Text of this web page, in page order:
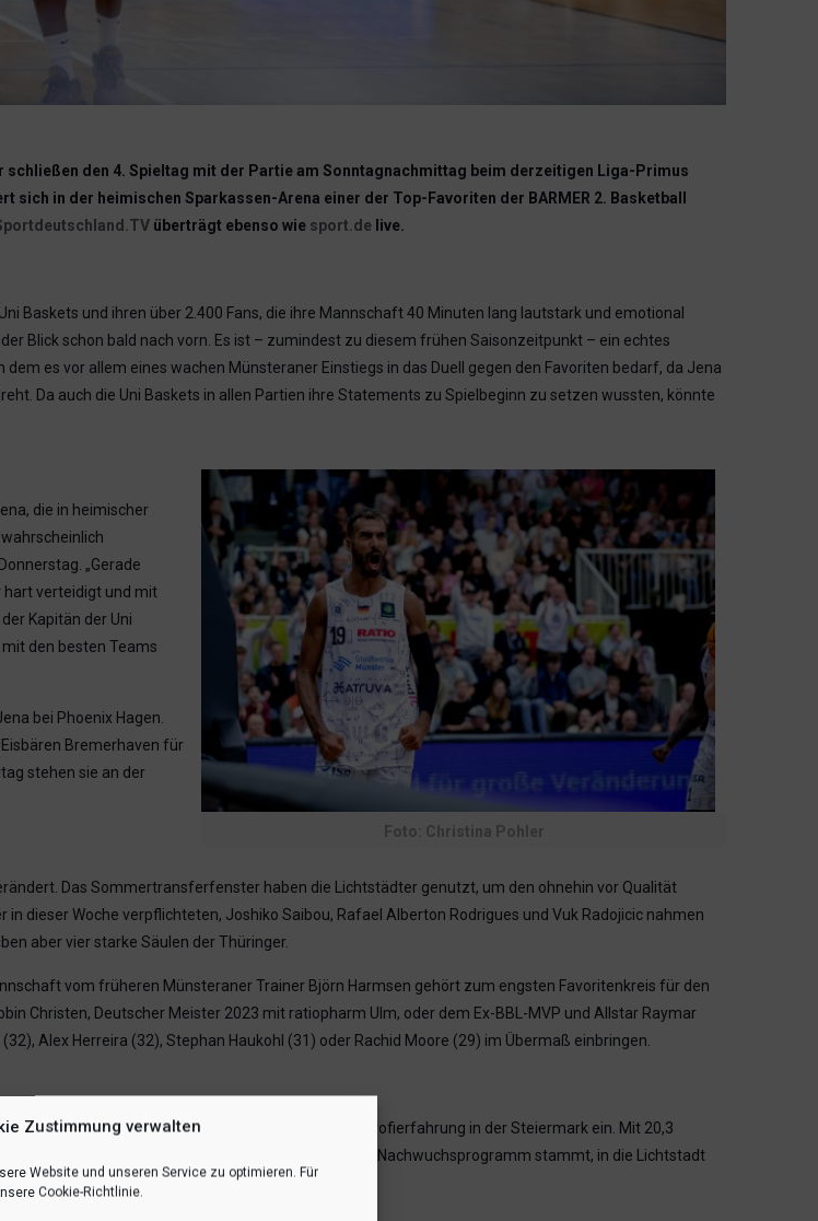
Zustimmung verwalten
Website und unseren Service zu optimieren. Für
Cookie-Richtlinie.
den 4. Spieltag mit der Partie am Sonntagnachmittag beim derzeitigen Liga-Primus
in der heimischen Sparkassen-Arena einer der Top-Favoriten der BARMER 2. Basketball
überträgt ebenso wie sport.de live.
Baskets und ihren über 2.400 Fans, die ihre Mannschaft 40 Minuten lang lautstark und emotional
Blick schon bald nach vorn. Es ist – zumindest zu diesem frühen Saisonzeitpunkt – ein echtes
es vor allem eines wachen Münsteraner Einstiegs in das Duell gegen den Favoriten bedarf, da Jena
Da auch die Uni Baskets in allen Partien ihre Statements zu Spielbeginn zu setzen wussten, könnte
Foto: Christina Pohler
die in heimischer
„Gerade
hart verteidigt und mit
Kapitän der Uni
den besten Teams
bei Phoenix Hagen.
Bremerhaven für
stehen sie an der
Das Sommertransferfenster haben die Lichtstädter genutzt, um den ohnehin vor Qualität
dieser Woche verpflichteten, Joshiko Saibou, Rafael Alberton Rodrigues und Vuk Radojicic nahmen
aber vier starke Säulen der Thüringer.
vom früheren Münsteraner Trainer Björn Harmsen gehört zum engsten Favoritenkreis für den
Christen, Deutscher Meister 2023 mit ratiopharm Ulm, oder dem Ex-BBL-MVP und Allstar Raymar
Alex Herreira (32), Stephan Haukohl (31) oder Rachid Moore (29) im Übermaß einbringen.
Zachery Cooks an die Saale und bringt zwei Jahre Profierfahrung in der Steiermark ein. Mit 20,3
Hagen kehrte Kristofer Krause, der aus dem eigenen Nachwuchsprogramm stammt, in die Lichtstadt